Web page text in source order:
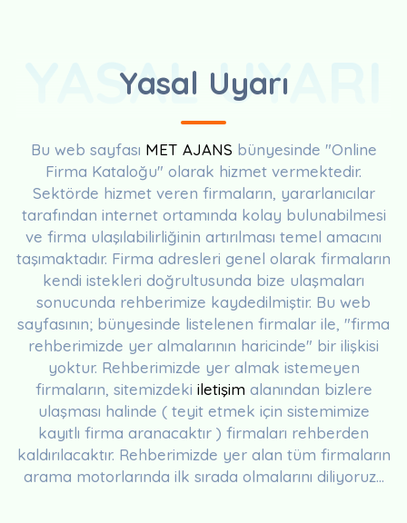
Yasal Uyarı
YASAL UYARI
Bu web sayfası MET AJANS bünyesinde "Online
Firma Kataloğu" olarak hizmet vermektedir.
Sektörde hizmet veren firmaların, yararlanıcılar
tarafından internet ortamında kolay bulunabilmesi
ve firma ulaşılabilirliğinin artırılması temel amacını
taşımaktadır. Firma adresleri genel olarak firmaların
kendi istekleri doğrultusunda bize ulaşmaları
sonucunda rehberimize kaydedilmiştir. Bu web
sayfasının; bünyesinde listelenen firmalar ile, "firma
rehberimizde yer almalarının haricinde" bir ilişkisi
yoktur. Rehberimizde yer almak istemeyen
firmaların, sitemizdeki iletişim alanından bizlere
ulaşması halinde ( teyit etmek için sistemimize
kayıtlı firma aranacaktır ) firmaları rehberden
kaldırılacaktır. Rehberimizde yer alan tüm firmaların
arama motorlarında ilk sırada olmalarını diliyoruz...